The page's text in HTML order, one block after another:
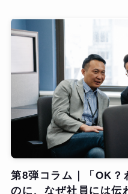
第8弾コラム｜「OK？
のに、なぜ社員には伝